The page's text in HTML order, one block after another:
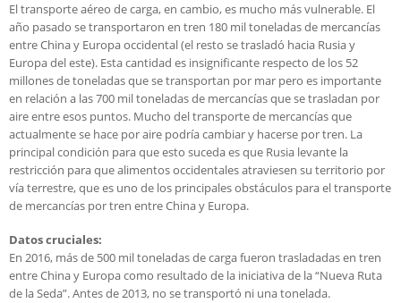
El transporte aéreo de carga, en cambio, es mucho más vulnerable. El
año pasado se transportaron en tren 180 mil toneladas de mercancías
entre China y Europa occidental (el resto se trasladó hacia Rusia y
Europa del este). Esta cantidad es insignificante respecto de los 52
millones de toneladas que se transportan por mar pero es importante
en relación a las 700 mil toneladas de mercancías que se trasladan por
aire entre esos puntos. Mucho del transporte de mercancías que
actualmente se hace por aire podría cambiar y hacerse por tren. La
principal condición para que esto suceda es que Rusia levante la
restricción para que alimentos occidentales atraviesen su territorio por
vía terrestre, que es uno de los principales obstáculos para el transporte
de mercancías por tren entre China y Europa.
Datos cruciales:
En 2016, más de 500 mil toneladas de carga fueron trasladadas en tren
entre China y Europa como resultado de la iniciativa de la “Nueva Ruta
de la Seda”. Antes de 2013, no se transportó ni una tonelada.